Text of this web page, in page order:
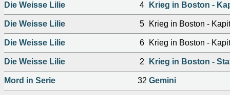
Die Weisse Lilie 4 Krieg in Boston -
Die Weisse Lilie 5 Krieg in Boston -
Die Weisse Lilie 6 Krieg in Boston -
Die Weisse Lilie 2 Krieg in Boston -
Mord in Serie 32 Gemini